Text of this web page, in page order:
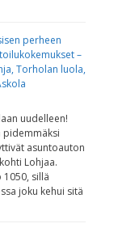
perheen
–
Torholan luola,
uudelleen!
pidemmäksi
asuntoauton
Lohjaa.
sillä
joku kehui sitä